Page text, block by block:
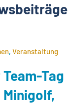
, Veranstaltung
Tag